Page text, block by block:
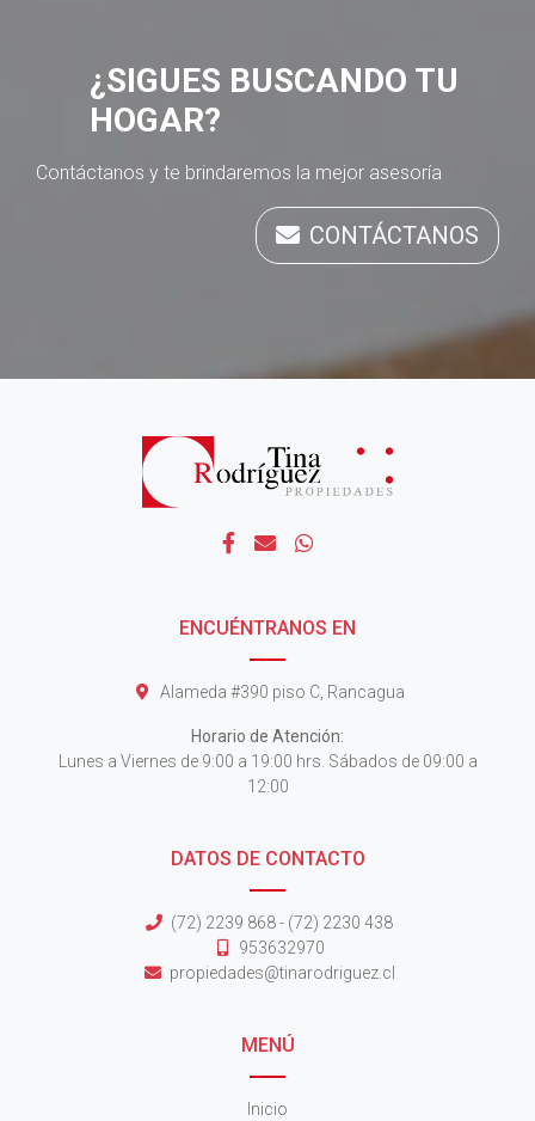
¿SIGUES BUSCANDO TU
HOGAR?
Contáctanos y te brindaremos la mejor asesoría
CONTÁCTANOS
ENCUÉNTRANOS EN
Alameda #390 piso C, Rancagua
Horario de Atención:
Lunes a Viernes de 9:00 a 19:00 hrs. Sábados de 09:00 a
12:00
DATOS DE CONTACTO
(72) 2239 868 - (72) 2230 438
953632970
propiedades@tinarodriguez.cl
MENÚ
Inicio